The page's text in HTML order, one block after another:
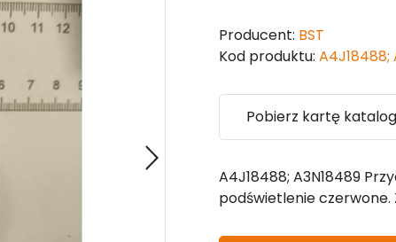
Producent: BST
Kod produktu: A4J18488;
Pobierz kartę
A4J18488; A3N18489
podświetlenie czerwone.